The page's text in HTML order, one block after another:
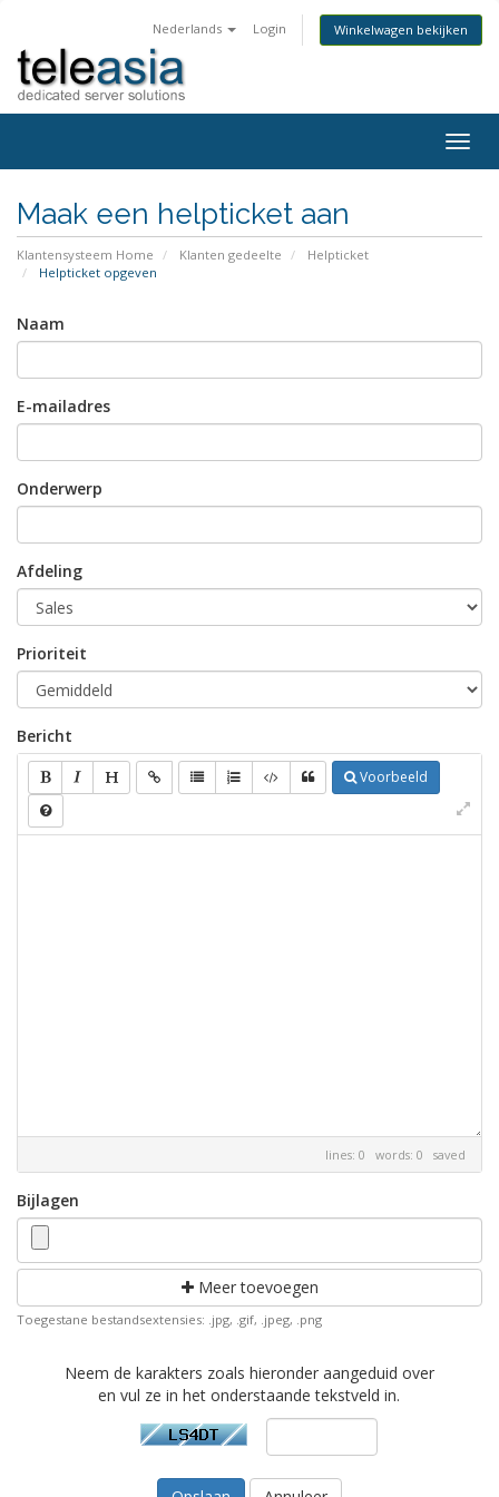
Nederlands Login Winkelwagen bekijken
Maak een helpticket aan
Klantensysteem Home Klanten gedeelte
Helpticket
Helpticket opgeven
Naam
E-mailadres
Onderwerp
Afdeling
Prioriteit
Bericht
Voorbeeld
lines: 0 words: 0 saved
Bijlagen
Meer toevoegen
Toegestane bestandsextensies: .jpg, .gif, .jpeg, .png
Neem de karakters zoals hieronder aangeduid over
en vul ze in het onderstaande tekstveld in.